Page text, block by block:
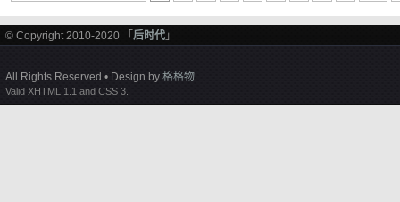
© Copyright 2010-2020 「 后时代 」
All Rights Reserved • Design by 格格物.
Valid XHTML 1.1 and CSS 3.